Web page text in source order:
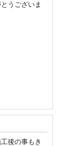
うございま
後の事もき